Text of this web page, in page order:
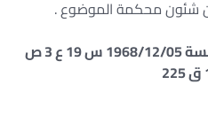
شئون محكمة الموضوع .
(الطعن رقم 359 لسنة 34 جلسة 1968/12/05 س 19 ع 3 ص